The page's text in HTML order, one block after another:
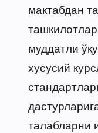
мактабдан
муддатли
хусусий
талабларни